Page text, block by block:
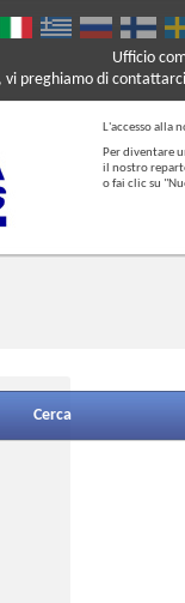
vi preghiamo di
Ufficio
L'accesso alla
Per diventare
il nostro
o fai clic su
Cerca